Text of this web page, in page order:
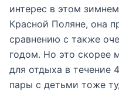
интерес в этом
Красной Поляне, она
сравнению с также
годом. Но это скорее
для отдыха в течение
пары с детьми тоже